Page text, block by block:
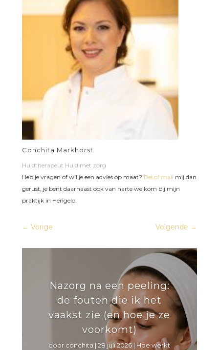
Conchita Markhorst
Huidtherapeut Huid met zorg
Heb je vragen of wil je een advies op maat? Bel of mail mij dan
gerust, je bent daarnaast ook van harte welkom bij mijn
praktijk in Hengelo.
← Vorige Volgende →
Nazorg na een peeling:
de fouten die ik het
vaakst zie (en hoe je ze
voorkomt)
door conchita |28 juli 2026 | Hoe werkt